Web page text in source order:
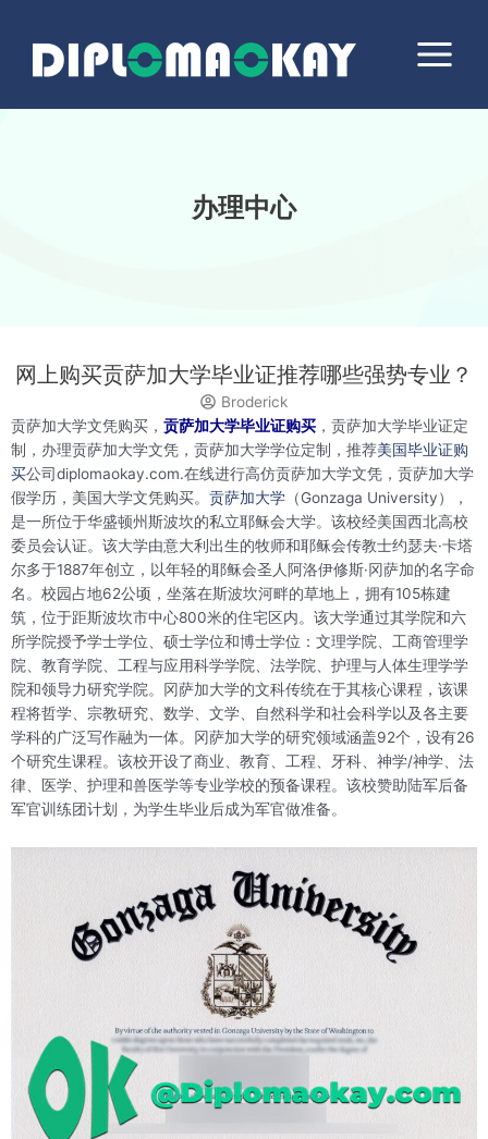
Menu
办理中心
网上购买贡萨加大学毕业证推荐哪些强势专业？
Broderick
贡萨加大学文凭购买， 贡萨加大学毕业证购买 ，贡萨加大学毕业证定
制，办理贡萨加大学文凭，贡萨加大学学位定制，推荐美国毕业证购
买公司diplomaokay.com.在线进行高仿贡萨加大学文凭，贡萨加大学
假学历，美国大学文凭购买。 贡萨加大学 （Gonzaga University），
是一所位于华盛顿州斯波坎的私立耶稣会大学。该校经美国西北高校
委员会认证。该大学由意大利出生的牧师和耶稣会传教士约瑟夫·卡塔
尔多于1887年创立，以年轻的耶稣会圣人阿洛伊修斯·冈萨加的名字命
名。校园占地62公顷，坐落在斯波坎河畔的草地上，拥有105栋建
筑，位于距斯波坎市中心800米的住宅区内。该大学通过其学院和六
所学院授予学士学位、硕士学位和博士学位：文理学院、工商管理学
院、教育学院、工程与应用科学学院、法学院、护理与人体生理学学
院和领导力研究学院。冈萨加大学的文科传统在于其核心课程，该课
程将哲学、宗教研究、数学、文学、自然科学和社会科学以及各主要
学科的广泛写作融为一体。冈萨加大学的研究领域涵盖92个，设有26
个研究生课程。该校开设了商业、教育、工程、牙科、神学/神学、法
律、医学、护理和兽医学等专业学校的预备课程。该校赞助陆军后备
军官训练团计划，为学生毕业后成为军官做准备。